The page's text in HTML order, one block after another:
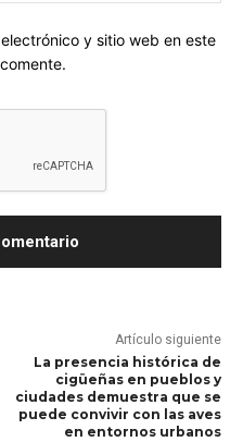
y sitio web en este
Artículo siguiente
La presencia histórica de
cigüeñas en pueblos y
ciudades demuestra que se
puede convivir con las aves
en entornos urbanos